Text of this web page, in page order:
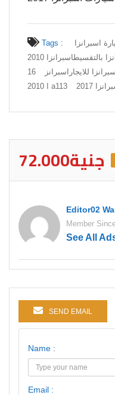
Tags :
بالتقسيط
اسبرانزا 2010 a5
16
للايجار
اسبرانز
ا 2010 a113
2017
72.000جنية
Editor02
Member
See All
SEND EMAIL
Name :
Email :